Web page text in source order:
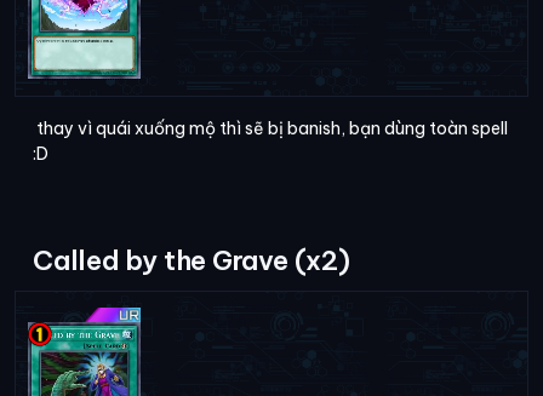
thay vì quái xuống mộ thì sẽ bị banish, bạn dùng toàn spell
:D
Called by the Grave (x2)